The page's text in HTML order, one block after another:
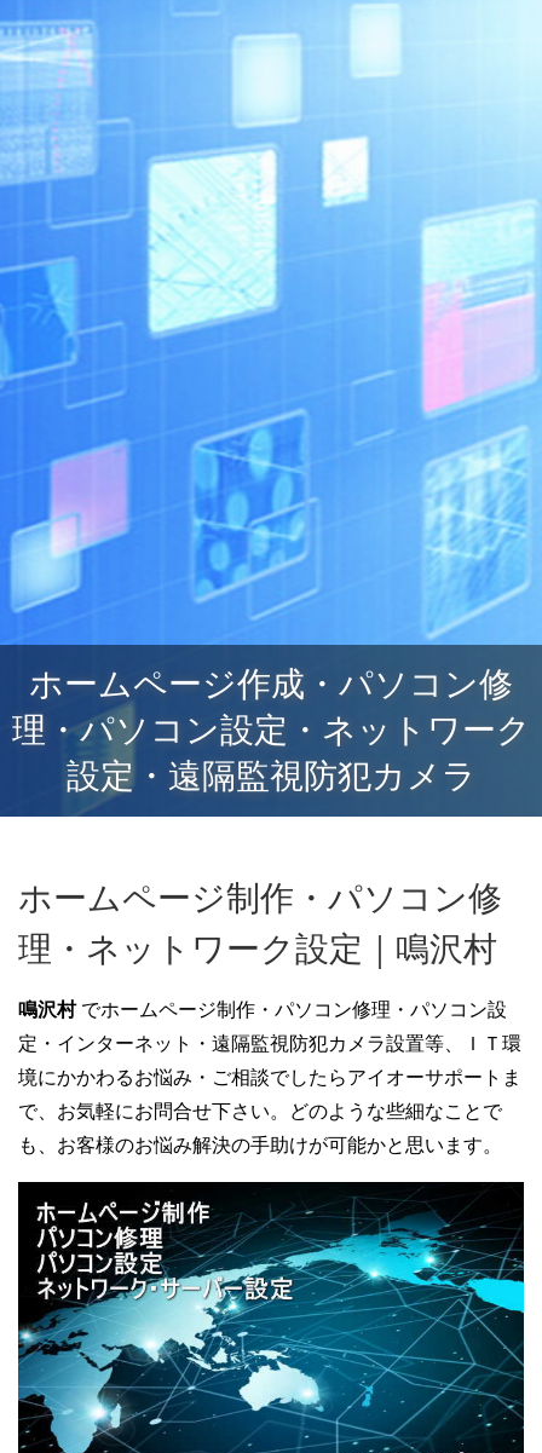
ホームページ作成・パソコン修
理・パソコン設定・ネットワーク
設定・遠隔監視防犯カメラ
ホームページ制作・パソコン修
理・ネットワーク設定｜鳴沢村
鳴沢村 でホームページ制作・パソコン修理・パソコン設
定・インターネット・遠隔監視防犯カメラ設置等、ＩＴ環
境にかかわるお悩み・ご相談でしたらアイオーサポートま
で、お気軽にお問合せ下さい。どのような些細なことで
も、お客様のお悩み解決の手助けが可能かと思います。